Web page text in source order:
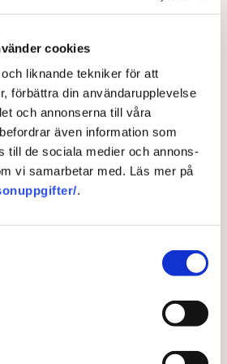
cookies
liknande tekniker för att
förbättra din användarupplevelse
och annonserna till våra
även information som
till de sociala medier och annons-
vi samarbetar med. Läs mer på
.
”Det är rimligt